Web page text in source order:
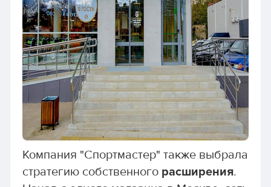
Компания "Спортмастер" также выбрала
стратегию собственного расширения.